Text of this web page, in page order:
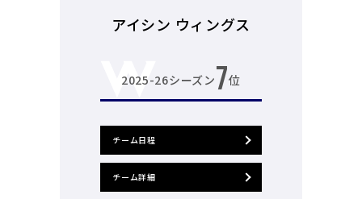
アイシン ウィングス
2025-26シーズン7位
チーム日程
チーム詳細